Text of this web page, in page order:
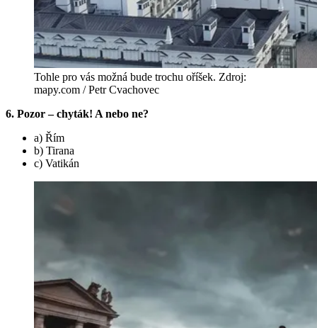
Tohle pro vás možná bude trochu oříšek. Zdroj:
mapy.com / Petr Cvachovec
6. Pozor – chyták! A nebo ne?
a) Řím
b) Tirana
c) Vatikán